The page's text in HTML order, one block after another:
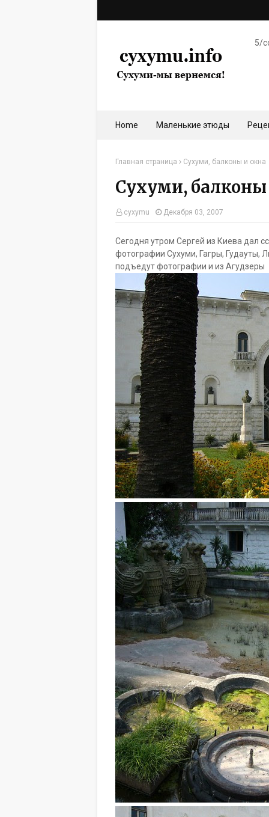
5/
Home Маленькие этюды
Главная страница Сухуми, балконы и окна
Сухуми, балконы
cyxymu Декабря 03, 2007
Сегодня утром Сергей из Киева дал
фотографии Сухуми, Гагры, Гудауты,
подъедут фотографии и из Агудзеры